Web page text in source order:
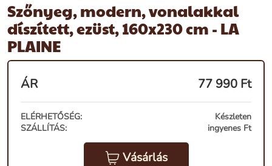
Szőnyeg, modern, vonalakkal
díszített, ezüst, 160x230 cm - LA
PLAINE
ÁR 77 990 Ft
ELÉRHETŐSÉG:
Készleten
SZÁLLÍTÁS:
ingyenes Ft
Vásárlás